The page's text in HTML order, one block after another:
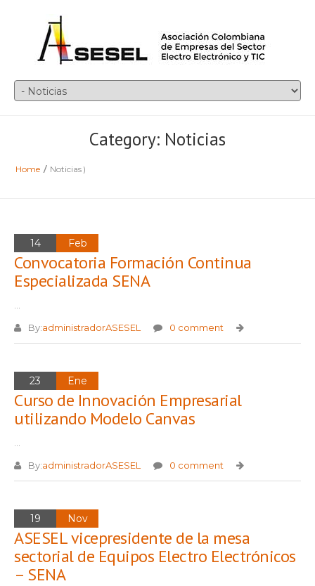
Category: Noticias
Home / Noticias )
14 Feb
Convocatoria Formación Continua
Especializada SENA
By:administradorASESEL 0 comment
23 Ene
Curso de Innovación Empresarial
utilizando Modelo Canvas
By:administradorASESEL 0 comment
19 Nov
ASESEL vicepresidente de la mesa
sectorial de Equipos Electro Electrónicos
– SENA